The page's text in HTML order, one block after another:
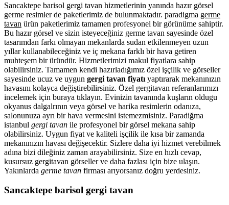
Sancaktepe barisol gergi tavan hizmetlerinin yanında hazır görsel
germe resimler de paketlerimiz de bulunmaktadır. paradigma germe
tavan ürün paketlerimiz tamamen profesyonel bir görünüme sahiptir.
Bu hazır görsel ve sizin isteyeceğiniz germe tavan sayesinde özel
tasarımdan farkı olmayan mekanlarda sudan etkilenmeyen uzun
yıllar kullanabileceğiniz ve iç mekana farklı bir hava getiren
muhteşem bir üründür. Hizmetlerimizi makul fiyatlara sahip
olabilirsiniz. Tamamen kendi hazırladığımız özel işçilik ve görseller
sayesinde ucuz ve uygun gergi tavan fiyatı yaptırarak mekanınızın
havasını kolayca değiştirebilirsiniz. Özel gergitavan referanlarımızı
incelemek için buraya tıklayın. Evinizin tavanında kuşların oldugu
okyanus dalgalrının veya görsel ve harika resimlerin odanıza,
salonunuza ayrı bir hava vermesini istemezmisiniz. Paradiğma
istanbul gergi tavan ile profesyonel bir görsel mekana sahip
olabilirsiniz. Uygun fiyat ve kaliteli işçilik ile kısa bir zamanda
mekanınızın havası değişecektir. Sizlere daha iyi hizmet verebilmek
adına bizi dileğiniz zaman arayabilirsiniz. Size en hızlı cevap,
kusursuz gergitavan görseller ve daha fazlası için bize ulaşın.
Yakınlarda germe tavan firması arıyorsanız doğru yerdesiniz.
Sancaktepe barisol gergi tavan